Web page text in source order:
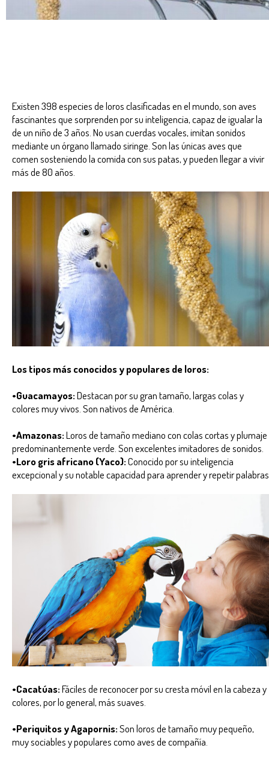
Existen 398 especies de loros clasificadas en el mundo, son aves
fascinantes que sorprenden por su inteligencia, capaz de igualar la
de un niño de 3 años. No usan cuerdas vocales, imitan sonidos
mediante un órgano llamado siringe. Son las únicas aves que
comen sosteniendo la comida con sus patas, y pueden llegar a vivir
más de 80 años.
Los tipos más conocidos y populares de loros:
•Guacamayos:Destacan por su gran tamaño, largas colas y
colores muy vivos. Son nativos de América.
•Amazonas:Loros de tamaño mediano con colas cortas y plumaje
predominantemente verde. Son excelentes imitadores de sonidos.
•Loro gris africano (Yaco):Conocido por su inteligencia
excepcional y su notable capacidad para aprender y repetir palabras
•Cacatúas:Fáciles de reconocer por su cresta móvil en la cabeza y
colores, por lo general, más suaves.
•Periquitos y Agapornis:Son loros de tamaño muy pequeño,
muy sociables y populares como aves de compañía.